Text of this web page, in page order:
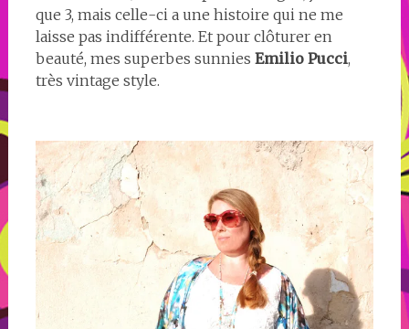
que 3, mais celle-ci a une histoire qui ne me
laisse pas indifférente. Et pour clôturer en
beauté, mes superbes sunnies Emilio Pucci,
très vintage style.